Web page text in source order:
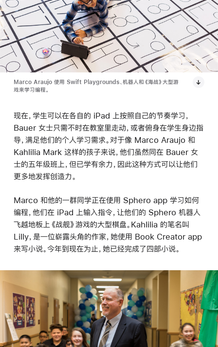
Marco Araujo 使用 Swift Playgrounds、机器人和《海战》大型游
戏来学习编程。
现在，学生可以在各自的 iPad 上按照自己的节奏学习，
Bauer 女士只需不时在教室里走动，或者俯身在学生身边指
导，满足他们的个人学习需求。对于像 Marco Araujo 和
Kahlilia Mark 这样的孩子来说，他们虽然同在 Bauer 女
士的五年级班上，但已学有余力，因此这种方式可以让他们
更多地发挥创造力。
Marco 和他的一群同学正在使用 Sphero app 学习如何
编程，他们在 iPad 上输入指令，让他们的 Sphero 机器人
飞越地板上《战舰》游戏的大型棋盘。Kahlilia 的笔名叫
Lilly，是一位崭露头角的作家，她使用 Book Creator app
来写小说。今年到现在为止，她已经完成了四部小说。